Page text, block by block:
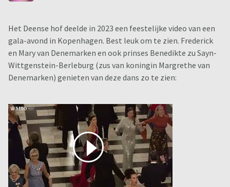
Het Deense hof deelde in 2023 een feestelijke video van een
gala-avond in Kopenhagen. Best leuk om te zien. Frederick
en Mary van Denemarken en ook prinses Benedikte zu Sayn-
Wittgenstein-Berleburg (zus van koningin Margrethe van
Denemarken) genieten van deze dans zo te zien: